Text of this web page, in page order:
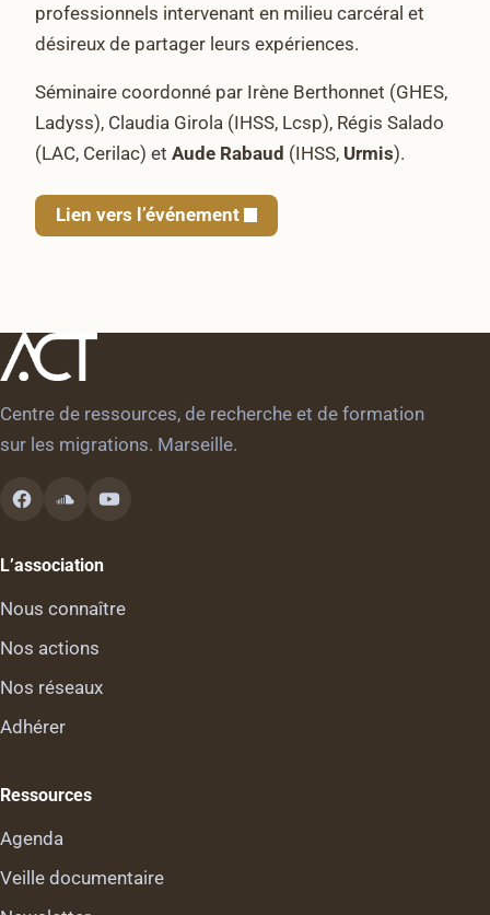
professionnels intervenant en milieu carcéral et
désireux de partager leurs expériences.
Séminaire coordonné par Irène Berthonnet (GHES,
Ladyss), Claudia Girola (IHSS, Lcsp), Régis Salado
(LAC, Cerilac) et Aude Rabaud (IHSS, Urmis).
Lien vers l’événement
Centre de ressources, de recherche et de formation
sur les migrations. Marseille.
L’association
Nous connaître
Nos actions
Nos réseaux
Adhérer
Ressources
Agenda
Veille documentaire